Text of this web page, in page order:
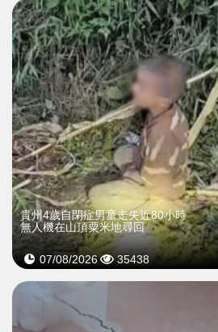
貴州4歲自閉症男童走失近80小時
無人機在山頂粟米地尋回
07/08/2026 35438